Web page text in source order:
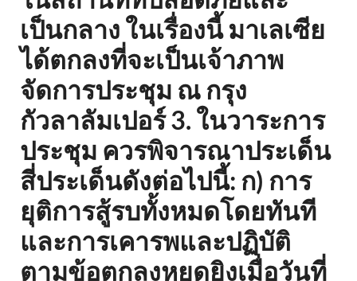
เป็นกลาง ในเรื่องนี้ มาเลเซีย
ได้ตกลงที่จะเป็นเจ้าภาพ
จัดการประชุม ณ กรุง
กัวลาลัมเปอร์ 3. ในวาระการ
ประชุม ควรพิจารณาประเด็น
สี่ประเด็นดังต่อไปนี้: ก) การ
ยุติการสู้รบทั้งหมดโดยทันที
และการเคารพและปฏิบัติ
ตามข้อตกลงหยุดยิงเมื่อวันที่